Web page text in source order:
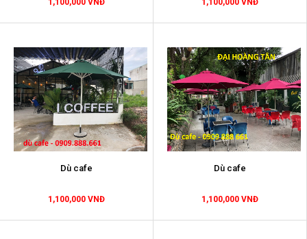
1,100,000 VNĐ 1,100,000 VNĐ
Dù cafe
1,100,000 VNĐ
Dù cafe
1,100,000 VNĐ